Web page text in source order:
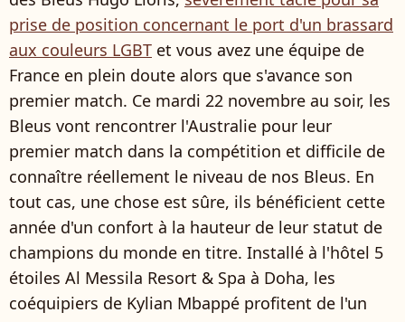
prise de position concernant le port d'un brassard
aux couleurs LGBT et vous avez une équipe de
France en plein doute alors que s'avance son
premier match. Ce mardi 22 novembre au soir, les
Bleus vont rencontrer l'Australie pour leur
premier match dans la compétition et difficile de
connaître réellement le niveau de nos Bleus. En
tout cas, une chose est sûre, ils bénéficient cette
année d'un confort à la hauteur de leur statut de
champions du monde en titre. Installé à l'hôtel 5
étoiles Al Messila Resort & Spa à Doha, les
coéquipiers de Kylian Mbappé profitent de l'un